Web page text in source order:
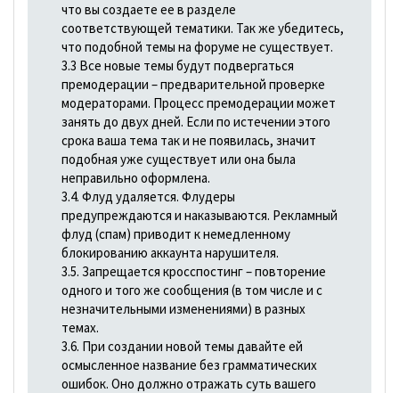
что вы создаете ее в разделе
соответствующей тематики. Так же убедитесь,
что подобной темы на форуме не существует.
3.3 Все новые темы будут подвергаться
премодерации – предварительной проверке
модераторами. Процесс премодерации может
занять до двух дней. Если по истечении этого
срока ваша тема так и не появилась, значит
подобная уже существует или она была
неправильно оформлена.
3.4. Флуд удаляется. Флудеры
предупреждаются и наказываются. Рекламный
флуд (спам) приводит к немедленному
блокированию аккаунта нарушителя.
3.5. Запрещается кросспостинг – повторение
одного и того же сообщения (в том числе и с
незначительными изменениями) в разных
темах.
3.6. При создании новой темы давайте ей
осмысленное название без грамматических
ошибок. Оно должно отражать суть вашего